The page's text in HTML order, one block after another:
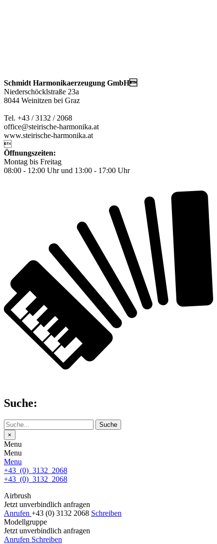
Schmidt Harmonikaerzeugung GmbH
Niederschöcklstraße 23a
8044 Weinitzen bei Graz
Tel. +43 / 3132 / 2068
office@steirische-harmonika.at
www.steirische-harmonika.at

Öffnungszeiten:
Montag bis Freitag
08:00 - 12:00 Uhr und 13:00 - 17:00 Uhr
Suche:
Suche
×
Menu
Menu
Menu
+43 (0) 3132 2068
+43 (0) 3132 2068
Airbrush
Jetzt unverbindlich anfragen
Anrufen +43 (0) 3132 2068 Schreiben
Modellgruppe
Jetzt unverbindlich anfragen
Anrufen Schreiben